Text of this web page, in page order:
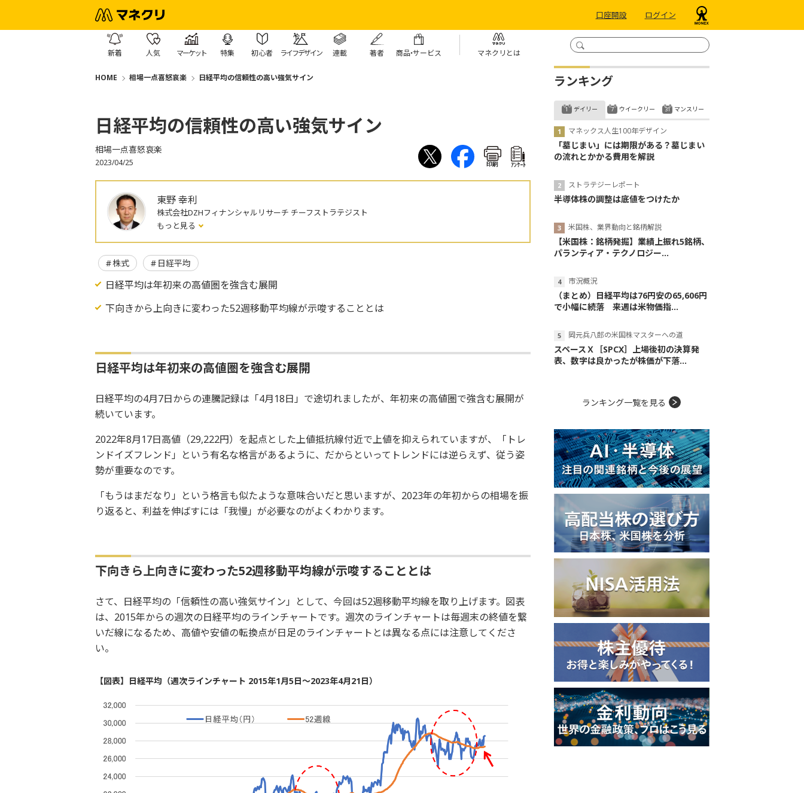
口座開設 ログイン
新着 人気 マーケット 特集 初心者 ライフデザイン 連載 著者 商品・サービス マネクリとは
HOME 相場一点喜怒哀楽 日経平均の信頼性の高い強気サイン
日経平均の信頼性の高い強気サイン
相場一点喜怒哀楽
2023/04/25 印刷 ｱﾝｹｰﾄ
東野 幸利
株式会社DZHフィナンシャルリサーチ チーフストラテジスト
もっと見る
株式 日経平均
日経平均は年初来の高値圏を強含む展開
下向きから上向きに変わった52週移動平均線が示唆することとは
日経平均は年初来の高値圏を強含む展開
日経平均の4月7日からの連騰記録は「4月18日」で途切れましたが、年初来の高値圏で強含む展開が
続いています。
2022年8月17日高値（29,222円）を起点とした上値抵抗線付近で上値を抑えられていますが、「トレ
ンドイズフレンド」という有名な格言があるように、だからといってトレンドには逆らえず、従う姿
勢が重要なのです。
「もうはまだなり」という格言も似たような意味合いだと思いますが、2023年の年初からの相場を振
り返ると、利益を伸ばすには「我慢」が必要なのがよくわかります。
下向きら上向きに変わった52週移動平均線が示唆することとは
さて、日経平均の「信頼性の高い強気サイン」として、今回は52週移動平均線を取り上げます。図表
は、2015年からの週次の日経平均のラインチャートです。週次のラインチャートは毎週末の終値を繋
いだ線になるため、高値や安値の転換点が日足のラインチャートとは異なる点には注意してくださ
い。
【図表】日経平均（週次ラインチャート 2015年1月5日～2023年4月21日）
ランキング
デイリー
マネックス人生100年デザイン
「墓じまい」には期限がある？墓じまい
の流れとかかる費用を解説
ストラテジーレポート
半導体株の調整は底値をつけたか
米国株、業界動向と銘柄解説
【米国株：銘柄発掘】業績上振れ5銘柄、
パランティア・テクノロジー...
市況概況
（まとめ）日経平均は76円安の65,606円
で小幅に続落 来週は米物価指...
岡元兵八郎の米国株マスターへの道
スペースＸ［SPCX］上場後初の決算発
表、数字は良かったが株価が下落...
ウイークリー マンスリー
ランキング一覧を見る